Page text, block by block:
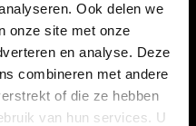
Ook delen we
onze site met onze
en analyse. Deze
combineren met andere
of die ze hebben
van hun services. U